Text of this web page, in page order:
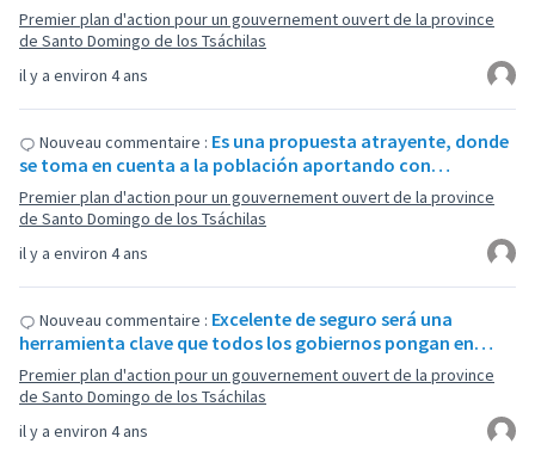
il y a environ 4 ans
Premier plan d'action pour un gouvernement ouvert de la province
de Santo Domingo de los Tsáchilas
il y a environ 4 ans
Nouveau commentaire : Es una propuesta atrayente, donde
se toma en cuenta a la población aportando con…
Premier plan d'action pour un gouvernement ouvert de la province
de Santo Domingo de los Tsáchilas
il y a environ 4 ans
Nouveau commentaire : Excelente de seguro será una
herramienta clave que todos los gobiernos pongan en…
Premier plan d'action pour un gouvernement ouvert de la province
de Santo Domingo de los Tsáchilas